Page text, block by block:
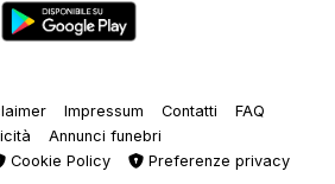
Impressum Contatti
FAQ
Annunci funebri
Cookie Policy Preferenze privacy